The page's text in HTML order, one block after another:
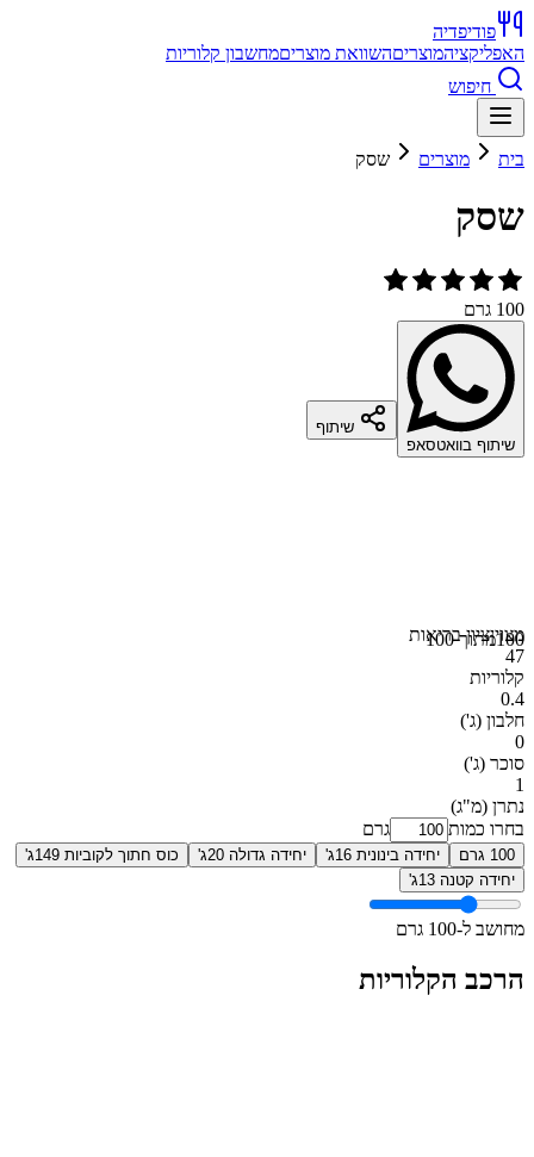
פודיפדיה
האפליקציהמוצריםהשוואת מוצריםמחשבון קלוריות
חיפוש
בית מוצרים שסק
שסק
100 גרם
שיתוף בוואטסאפ
שיתוף
100מתוך 100מצויןציון בריאות
47
קלוריות
0.4
חלבון (ג')
0
סוכר (ג')
1
נתרן (מ"ג)
בחרו כמות
גרם
100 גרם יחידה בינונית 16ג' יחידה גדולה 20ג'
כוס חתוך לקוביות 149ג'
יחידה קטנה 13ג'
מחושב ל-100 גרם
הרכב הקלוריות